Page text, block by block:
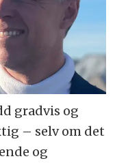
gradvis og
– selv om det
og